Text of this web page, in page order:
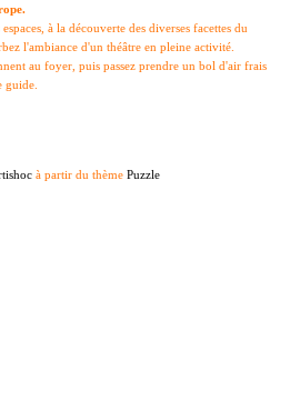
à la découverte des diverses facettes du
l'ambiance d'un théâtre en pleine activité.
au foyer, puis passez prendre un bol d'air frais
guide.
à partir du thème Puzzle